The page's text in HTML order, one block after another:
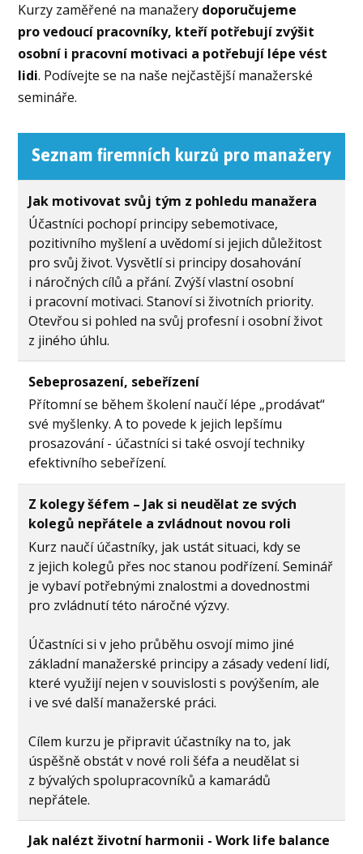
Kurzy zaměřené na manažery doporučujeme
pro vedoucí pracovníky, kteří potřebují zvýšit
osobní i pracovní motivaci a potřebují lépe vést
lidi. Podívejte se na naše nejčastější manažerské
semináře.
Seznam firemních kurzů pro manažery
Jak motivovat svůj tým z pohledu manažera
Účastníci pochopí principy sebemotivace,
pozitivního myšlení a uvědomí si jejich důležitost
pro svůj život. Vysvětlí si principy dosahování
i náročných cílů a přání. Zvýší vlastní osobní
i pracovní motivaci. Stanoví si životních priority.
Otevřou si pohled na svůj profesní i osobní život
z jiného úhlu.
Sebeprosazení, sebeřízení
Přítomní se během školení naučí lépe „prodávat“
své myšlenky. A to povede k jejich lepšímu
prosazování - účastníci si také osvojí techniky
efektivního sebeřízení.
Z kolegy šéfem – Jak si neudělat ze svých
kolegů nepřátele a zvládnout novou roli
Kurz naučí účastníky, jak ustát situaci, kdy se
z jejich kolegů přes noc stanou podřízení. Seminář
je vybaví potřebnými znalostmi a dovednostmi
pro zvládnutí této náročné výzvy.
Účastníci si v jeho průběhu osvojí mimo jiné
základní manažerské principy a zásady vedení lidí,
které využijí nejen v souvislosti s povýšením, ale
i ve své další manažerské práci.
Cílem kurzu je připravit účastníky na to, jak
úspěšně obstát v nové roli šéfa a neudělat si
z bývalých spolupracovníků a kamarádů
nepřátele.
Jak nalézt životní harmonii - Work life balance